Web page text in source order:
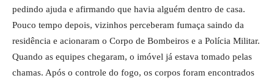
pedindo ajuda e afirmando que havia alguém dentro de casa.
Pouco tempo depois, vizinhos perceberam fumaça saindo da
residência e acionaram o Corpo de Bombeiros e a Polícia Militar.
Quando as equipes chegaram, o imóvel já estava tomado pelas
chamas. Após o controle do fogo, os corpos foram encontrados